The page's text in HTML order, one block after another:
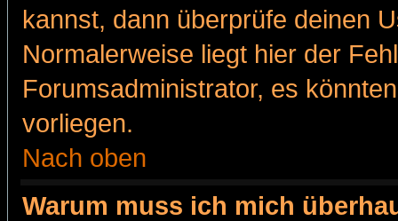
kannst, dann überprüfe deinen
Normalerweise liegt hier der
Forumsadministrator, es
vorliegen.
Nach oben
Warum muss ich mich